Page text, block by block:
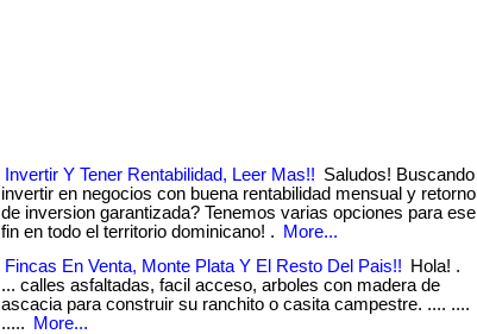
Invertir Y Tener Rentabilidad, Leer Mas!! Saludos! Buscando
invertir en negocios con buena rentabilidad mensual y retorno
de inversion garantizada? Tenemos varias opciones para ese
fin en todo el territorio dominicano! .
More...
Fincas En Venta, Monte Plata Y El Resto Del Pais!!
Hola! .
... calles asfaltadas, facil acceso, arboles con madera de
ascacia para construir su ranchito o casita campestre. .... ....
.....
More...